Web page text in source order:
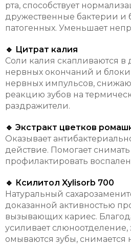
рта, способствует
дружественные бактерии и
патогенных. Уменьшает
🔹 Цитрат калия
Соли калия скапливаются в
нервных окончаний и
нервных импульсов,
реакцию зубов на
раздражители.
🔹 Экстракт цветков
Оказывает
действие. Помогает
профилактировать
🔹 Ксилитол Xylisorb 700
Натуральный
доказанной активностью
вызывающих кариес.
усиливает слюноотделение,
омываются зубы, снимается